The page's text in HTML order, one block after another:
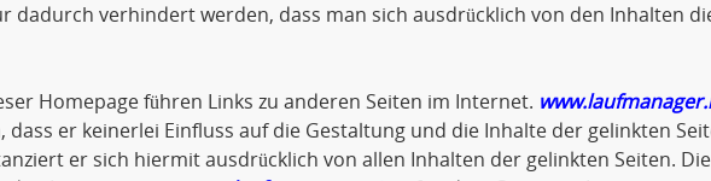
dadurch verhindert werden, dass man sich ausdrücklich von den Inhalten
Homepage führen Links zu anderen Seiten im Internet.
dass er keinerlei Einfluss auf die Gestaltung und die Inhalte der gelinkten
er sich hiermit ausdrücklich von allen Inhalten der gelinkten Seiten.